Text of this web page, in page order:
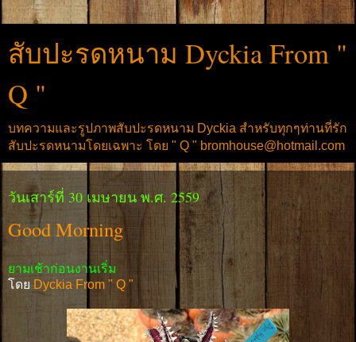
สับปะรดหนาม Dyckia From "
Q "
บทความและรูปภาพสับปะรดหนาม Dyckia สำหรับทุกๆท่านที่รัก
สับปะรดหนามโดยเฉพาะ โดย " Q " bromhouse@hotmail.com
วันเสาร์ที่ 30 เมษายน พ.ศ. 2559
Good Morning
ยามเช้าก่อนงานเริ่ม
โดย Dyckia From " Q "